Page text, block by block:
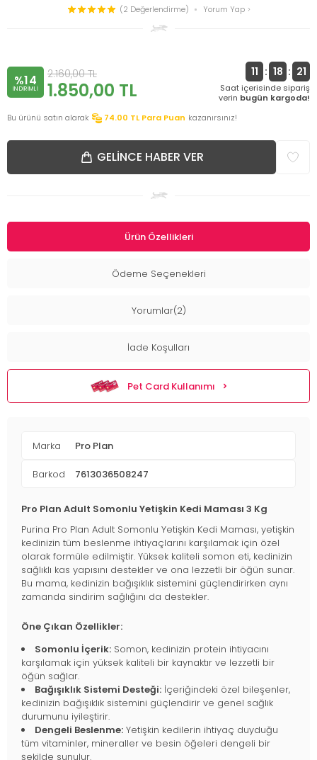
(2 Değerlendirme)
Yorum Yap
%14
INDIRIMLI
2.160,00TL
1.850,00 TL
11 : 18 : 21
Saat içerisinde sipariş
verin bugün kargoda!
Bu ürünü satın alarak
74.00 TL Para Puan kazanırsınız!
GELINCE HABER VER
Ürün Özellikleri
Ödeme Seçenekleri
Yorumlar(2)
İade Koşulları
Pet Card Kullanımı
Marka Pro Plan
Barkod 7613036508247
Pro Plan Adult Somonlu Yetişkin Kedi Maması 3 Kg
Purina Pro Plan Adult Somonlu Yetişkin Kedi Maması, yetişkin
kedinizin tüm beslenme ihtiyaçlarını karşılamak için özel
olarak formüle edilmiştir. Yüksek kaliteli somon eti, kedinizin
sağlıklı kas yapısını destekler ve ona lezzetli bir öğün sunar.
Bu mama, kedinizin bağışıklık sistemini güçlendirirken aynı
zamanda sindirim sağlığını da destekler.
Öne Çıkan Özellikler:
Somonlu İçerik: Somon, kedinizin protein ihtiyacını
karşılamak için yüksek kaliteli bir kaynaktır ve lezzetli bir
öğün sağlar.
Bağışıklık Sistemi Desteği: İçeriğindeki özel bileşenler,
kedinizin bağışıklık sistemini güçlendirir ve genel sağlık
durumunu iyileştirir.
Dengeli Beslenme: Yetişkin kedilerin ihtiyaç duyduğu
tüm vitaminler, mineraller ve besin öğeleri dengeli bir
şekilde sunulur.